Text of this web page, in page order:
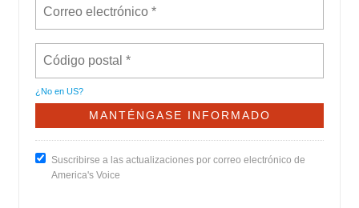
¿No en US?
Suscribirse a las actualizaciones por correo electrónico de
America's Voice